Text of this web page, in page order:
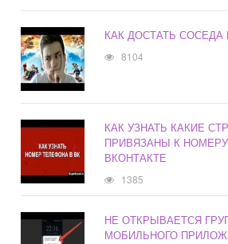
КАК ДОСТАТЬ СОСЕДА
8104
КАК УЗНАТЬ КАКИЕ
ПРИВЯЗАНЫ К
ВКОНТАКТЕ
1385
НЕ ОТКРЫВАЕТСЯ
МОБИЛЬНОГО